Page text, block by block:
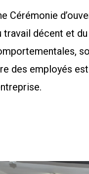
Cérémonie
travail décent et
des employés